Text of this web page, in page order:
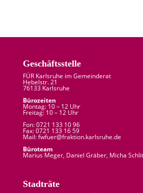
Geschäftsstelle
FÜR Karlsruhe im Gemeinderat
Hebelstr. 21
76133 Karlsruhe
Bürozeiten
Montag: 10 – 12 Uhr
Freitag: 10 – 12 Uhr
Fon: 0721 133 10 96
Fax: 0721 133 16 59
Mail: fwfuer@fraktion.karlsruhe.de
Büroteam
Marius Meger, Daniel Gräber, Micha
Stadträte